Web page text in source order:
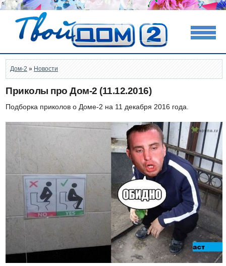
Дом-2 » Новости
Приколы про Дом-2 (11.12.2016)
Подборка приколов о Доме-2 на 11 декабря 2016 года.